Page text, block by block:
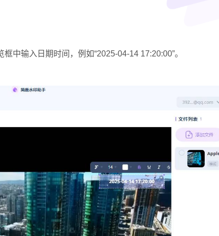
中输入日期时间，例如“2025-04-14 17:20:00”。